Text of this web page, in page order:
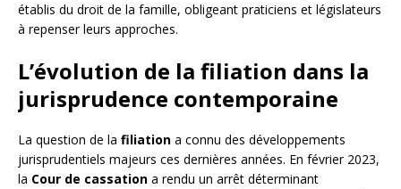
établis du droit de la famille, obligeant praticiens et législateurs
à repenser leurs approches.
L’évolution de la filiation dans la
jurisprudence contemporaine
La question de la filiation a connu des développements
jurisprudentiels majeurs ces dernières années. En février 2023,
la Cour de cassation a rendu un arrêt déterminant